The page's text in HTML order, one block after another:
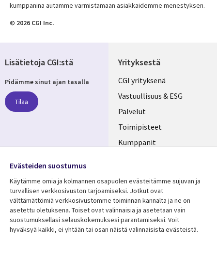
kumppanina autamme varmistamaan asiakkaidemme menestyksen.
© 2026 CGI Inc.
Yrityksestä
Useful
links
FINLAND
CGI yrityksenä
Vastuullisuus & ESG
Palvelut
Toimipisteet
Kumppanit
Resurssikeskus
Library
Asiakastarinat
Lisätietoa
Legal
Tietosuoja
Lisätietoja CGI:stä
Pidämme sinut ajan tasalla
Tilaa
Media
FINLAND
Evästeiden suostumus
Käytämme omia ja kolmannen osapuolen evästeitämme sujuvan ja
turvallisen verkkosivuston tarjoamiseksi. Jotkut ovat
välttämättömiä verkkosivustomme toiminnan kannalta ja ne on
asetettu oletuksena. Toiset ovat valinnaisia ​​ja asetetaan vain
suostumuksellasi selauskokemuksesi parantamiseksi. Voit
hyväksyä kaikki, ei yhtään tai osan näistä valinnaisista evästeistä.